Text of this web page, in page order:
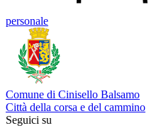
personale
Comune di Cinisello Balsamo
Città della corsa e del cammino
Seguici su